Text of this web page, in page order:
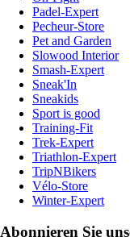
Padel-Expert
Pecheur-Store
Pet and Garden
Slowood Interior
Smash-Expert
Sneak'In
Sneakids
Sport is good
Training-Fit
Trek-Expert
Triathlon-Expert
TripNBikers
Vélo-Store
Winter-Expert
Abonnieren Sie